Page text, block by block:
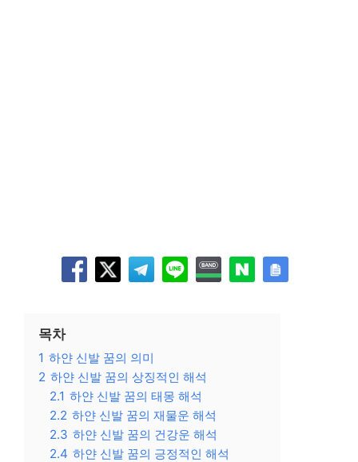
목차
1 하얀 신발 꿈의 의미
2 하얀 신발 꿈의 상징적인 해석
2.1 하얀 신발 꿈의 태몽 해석
2.2 하얀 신발 꿈의 재물운 해석
2.3 하얀 신발 꿈의 건강운 해석
2.4 하얀 신발 꿈의 긍정적인 해석